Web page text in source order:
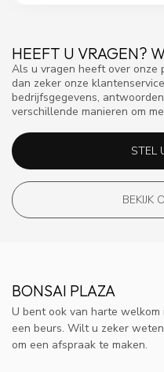
HEEFT U VRAGEN?
Als u vragen heeft over onze
dan zeker onze
bedrijfsgegevens,
verschillende manieren om
STEL
BEKIJK
BONSAI PLAZA
U bent ook van harte
een beurs. Wilt u zeker
om een afspraak te maken.